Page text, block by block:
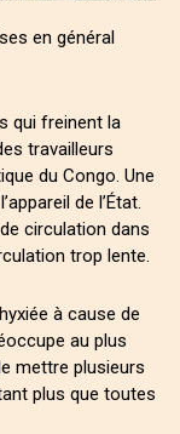
en général
qui freinent la
travailleurs
du Congo. Une
de l’État.
circulation dans
trop lente.
à cause de
au plus
mettre plusieurs
plus que toutes